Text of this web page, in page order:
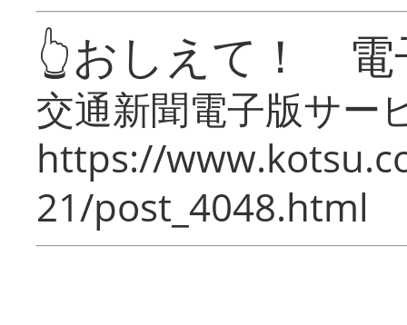
👆おしえて！ 電
交通新聞電子版サー
https://
21/post_4048.html